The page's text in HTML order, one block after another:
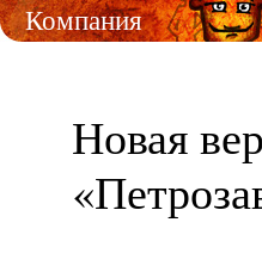
Компания
Новая
«